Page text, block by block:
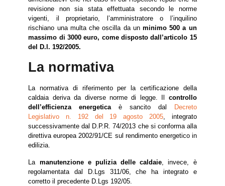
revisione non sia stata effettuata secondo le norme
vigenti, il proprietario, l’amministratore o l’inquilino
rischiano una multa che oscilla da un minimo 500 a un
massimo di 3000 euro, come disposto dall’articolo 15
del D.l. 192/2005.
La normativa
La normativa di riferimento per la certificazione della
caldaia deriva da diverse norme di legge. Il controllo
dell’efficienza energeticaè sancito dal
Decreto
Legislativo n. 192 del 19 agosto 2005, integrato
successivamente dal D.P.R. 74/2013 che si conforma alla
direttiva europea 2002/91/CE sul rendimento energetico in
edilizia.
La manutenzione e pulizia delle caldaie, invece, è
regolamentata dal D.Lgs 311/06, che ha integrato e
corretto il precedente D.Lgs 192/05.